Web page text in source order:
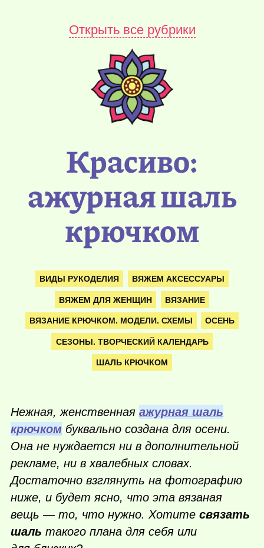
Открыть все рубрики
Красиво:
ажурная шаль
крючком
ВИДЫ РУКОДЕЛИЯ ВЯЖЕМ АКСЕССУАРЫ
ВЯЖЕМ ДЛЯ ЖЕНЩИН ВЯЗАНИЕ
ВЯЗАНИЕ КРЮЧКОМ. МОДЕЛИ. СХЕМЫ ОСЕНЬ
СЕЗОНЫ. ТВОРЧЕСКИЙ КАЛЕНДАРЬ
ШАЛЬ КРЮЧКОМ
Нежная, женственная ажурная шаль
крючком буквально создана для осени.
Она не нуждается ни в дополнительной
рекламе, ни в хвалебных словах.
Достаточно взглянуть на фотографию
ниже, и будет ясно, что эта вязаная
вещь — то, что нужно. Хотите связать
шаль такого плана для себя или